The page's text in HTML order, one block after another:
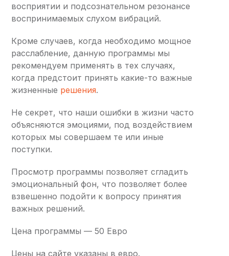
восприятии и подсознательном резонансе
воспринимаемых слухом вибраций.
Кроме случаев, когда необходимо мощное
расслабление, данную программы мы
рекомендуем применять в тех случаях,
когда предстоит принять какие-то важные
жизненные решения.
Не секрет, что наши ошибки в жизни часто
объясняются эмоциями, под воздействием
которых мы совершаем те или иные
поступки.
Просмотр программы позволяет сгладить
эмоциональный фон, что позволяет более
взвешенно подойти к вопросу принятия
важных решений.
Цена программы — 50 Евро
Цены на сайте указаны в евро.